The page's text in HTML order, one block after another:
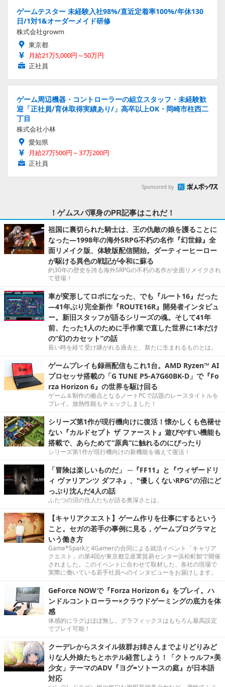
ゲームテスター 未経験入社98%/直近定着率100%/年休130
日/1対1&オーダーメイド研修
株式会社growm
東京都
月給21万5,000円～50万円
正社員
ゲーム周辺機器・コントローラーの組立スタッフ・未経験歓
迎「正社員/育休取得実績あり/」高卒以上OK・岡崎市柱西二
丁目
株式会社小林
愛知県
月給27万500円～37万200円
正社員
Sponsored by
！ゲムスパ渾身のPR記事はこれだ！
祖国に裏切られた騎士は、王の仇敵の娘を護ることに
なった―1998年の海外SRPG不朽の名作『幻世録』全
面リメイク版、体験版配信開始。ダーティーヒーロー
が駆ける異色の戦記が令和に蘇る
約30年の歴史を誇る海外SRPGの不朽の名作が全面リメイクされ
て登場！
車が変形してロボになった、でも『ルート16』だった
―41年ぶり完全新作『ROUTE16R』開発者インタビュ
ー。新旧スタッフが語るシリーズの魂。そして41年
前、たった1人のために手作業で直した世界に1本だけ
の“幻のカセット”の話
長い時を経て受け継がれる過去と、新たに生まれるものとは。
ゲームプレイも録画配信もこれ1台。AMD Ryzen™ AI
プロセッサ搭載の「G TUNE P5-A7G60BK-D」で『Fo
rza Horizon 6』の世界を駆け回る
ゲーム＆制作の拠点となるノートPCで話題のレースタイトルを
プレイ。放熱性能もチェックしました！
シリーズ第1作が現行機向けに復活！懐かしくも色褪せ
ない『カルドセプト ザ ファースト』遊びやすい機能も
搭載で、あらためて“原典”に触れるのにぴったり
シリーズ第1作が現行機向けの新機能を備えて復活！
「冒険は楽しいものだ」 ─『FF11』と『ウィザードリ
ィ ヴァリアンツ ダフネ』、"優しくないRPG"の沼にど
っぷり沈んだ4人の話
ふたつの沼の住人たちが語る奥深さとは。
【キャリアクエスト】ゲーム作りを仕事にするという
こと。セガの若手の事例に見る，ゲームプログラマと
いう働き方
Game*Sparkと4Gamerの合同による就活イベント「キャリア
クエスト」の第4回が東京都立産業貿易センター浜松町館で開催
されました。このイベントに合わせて取材した、各社の現場で
実際に働いている若手社員へのインタビューをお届けします。
GeForce NOWで『Forza Horizon 6』をプレイ。ハ
ンドルコントローラー×クラウドゲーミングの底力を体
感
体感的にラグはほぼ無し。グラフィックスはもちろん最高設定
でプレイ可能！
クーデレからスタイル抜群お姉さんまでよりどりみど
りな人外娘たちとホテル経営しよう！「クトゥルフ×美
少女」テーマのADV『ヨグ=ソトースの庭』が日本語
対応